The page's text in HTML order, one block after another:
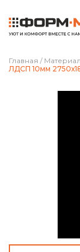
Главная /
ЛДСП 10мм